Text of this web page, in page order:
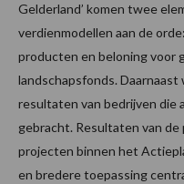
Gelderland’ komen twee
verdienmodellen aan de
producten en beloning voor
landschapsfonds.
resultaten van bedrijven die
gebracht. Resultaten van
projecten binnen het
en bredere toepassing